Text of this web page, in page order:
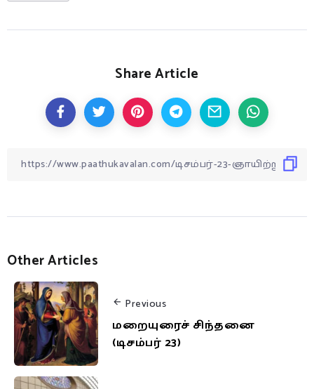
Share Article
Other Articles
Previous
மறையுரைச் சிந்தனை
(டிசம்பர் 23)